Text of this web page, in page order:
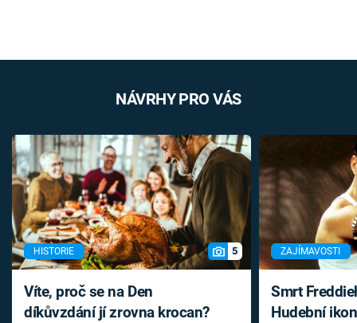
NÁVRHY PRO VÁS
HISTORIE 5
Víte, proč se na Den
díkůvzdání jí zrovna krocan?
ZAJÍMAVOSTI
Smrt
Hudební